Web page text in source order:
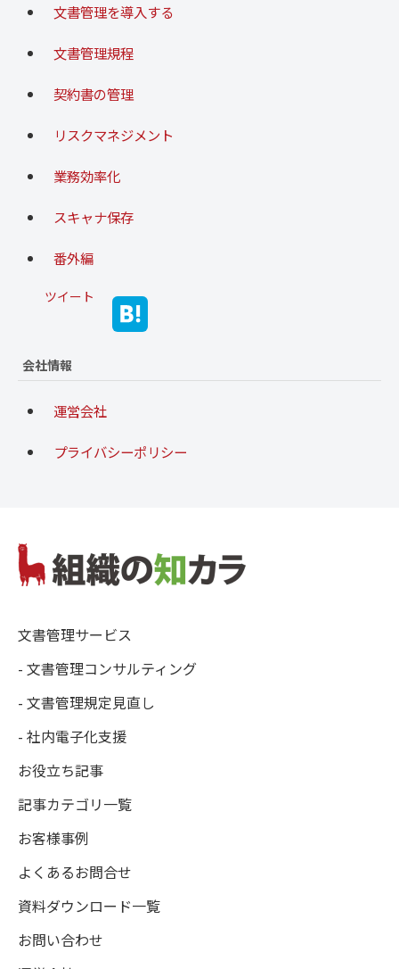
文書管理を導入する
文書管理規程
契約書の管理
リスクマネジメント
業務効率化
スキャナ保存
番外編
ツイート
会社情報
運営会社
プライバシーポリシー
文書管理サービス
- 文書管理コンサルティング
- 文書管理規定見直し
- 社内電子化支援
お役立ち記事
記事カテゴリ一覧
お客様事例
よくあるお問合せ
資料ダウンロード一覧
お問い合わせ